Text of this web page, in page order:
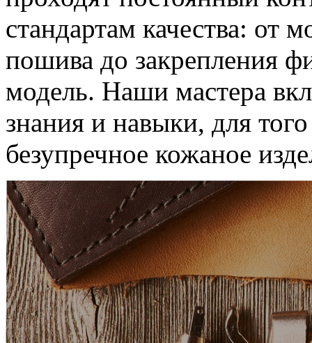
стандартам качества: от
пошива до закрепления
модель. Наши мастера
знания и навыки, для
безупречное кожаное